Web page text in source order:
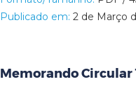
Publicado em: 2 de Março
Memorando